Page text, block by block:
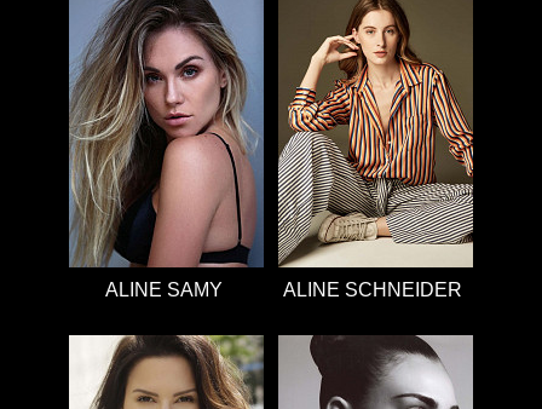
ALINE SAMY ALINE SCHNEIDER